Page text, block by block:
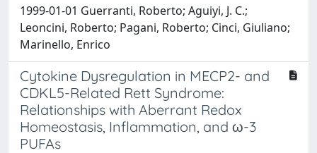
1999-01-01 Guerranti, Roberto; Aguiyi, J. C.;
Leoncini, Roberto; Pagani, Roberto; Cinci, Giuliano;
Marinello, Enrico
Cytokine Dysregulation in MECP2- and
CDKL5-Related Rett Syndrome:
Relationships with Aberrant Redox
Homeostasis, Inflammation, and ω-3
PUFAs